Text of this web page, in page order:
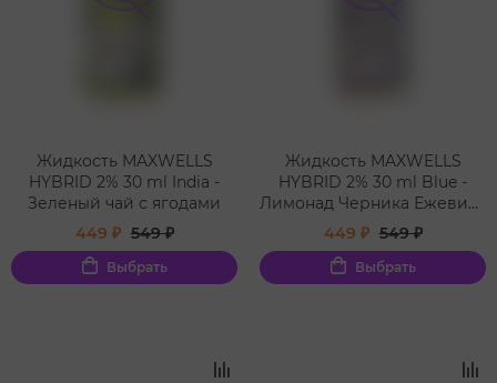
Жидкость MAXWELLS
HYBRID 2% 30 ml India -
Зеленый чай с ягодами
449 ₽ 549 ₽
Выбрать
Жидкость MAXWELLS
HYBRID 2% 30 ml Blue -
Лимонад Черника Ежевика
Голубика
449 ₽ 549 ₽
Выбрать